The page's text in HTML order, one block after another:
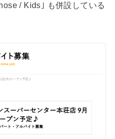
/ Kids｣ も併設している